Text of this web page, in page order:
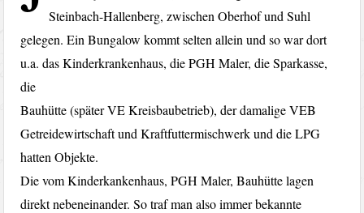
Steinbach-Hallenberg, zwischen Oberhof und Suhl
gelegen. Ein Bungalow kommt selten allein und so war dort
u.a. das Kinderkrankenhaus, die PGH Maler, die Sparkasse,
die
Bauhütte (später VE Kreisbaubetrieb), der damalige VEB
Getreidewirtschaft und Kraftfuttermischwerk und die LPG
hatten Objekte.
Die vom Kinderkankenhaus, PGH Maler, Bauhütte lagen
direkt nebeneinander. So traf man also immer bekannte